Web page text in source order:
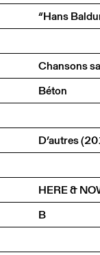
“Hans
Chansons
Béton
D’autres
HERE &
B